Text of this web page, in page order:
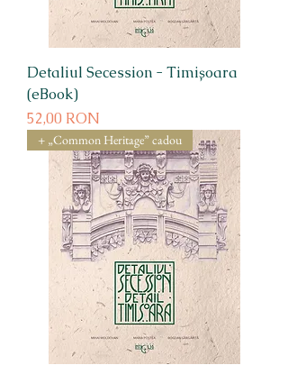
Detaliul Secession - Timișoara
(eBook)
Preț
52,00 RON
+ „Common Heritage” cadou